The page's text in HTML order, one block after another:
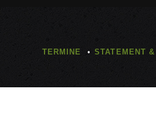
TERMINE STATEMENT